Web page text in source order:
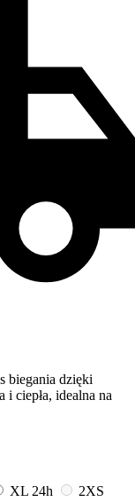
biegania dzięki
ciepła, idealna na
XL 24h
2XS